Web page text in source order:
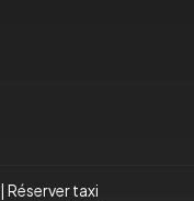
| Réserver taxi